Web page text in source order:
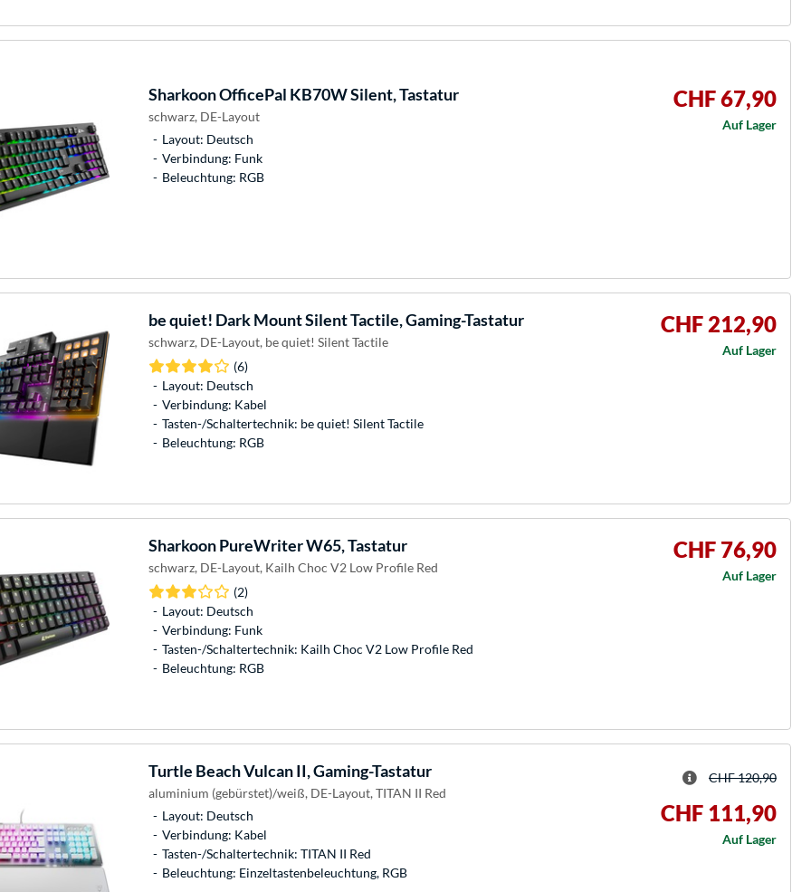
SharkoonOfficePal KB70W Silent, Tastatur
schwarz, DE-Layout
Layout: Deutsch
Verbindung: Funk
Beleuchtung: RGB
CHF 67,90
Auf Lager
be quiet! Dark Mount Silent Tactile, Gaming-Tastatur
schwarz, DE-Layout, be quiet! Silent Tactile
(6)
Layout: Deutsch
Verbindung: Kabel
Tasten-/Schaltertechnik: be quiet! Silent Tactile
Beleuchtung: RGB
CHF 212,90
Auf Lager
SharkoonPureWriter W65, Tastatur
schwarz, DE-Layout, Kailh Choc V2 Low Profile Red
(2)
Layout: Deutsch
Verbindung: Funk
Tasten-/Schaltertechnik: Kailh Choc V2 Low Profile Red
Beleuchtung: RGB
CHF 76,90
Auf Lager
Turtle BeachVulcan II, Gaming-Tastatur
aluminium (gebürstet)/weiß, DE-Layout, TITAN II Red
Layout: Deutsch
Verbindung: Kabel
Tasten-/Schaltertechnik: TITAN II Red
Beleuchtung: Einzeltastenbeleuchtung, RGB
CHF 120,90
CHF 111,90
Auf Lager